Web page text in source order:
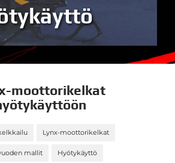
moottorikelkat
Lynx-moottorikelkat
mallit Hyötykäyttö